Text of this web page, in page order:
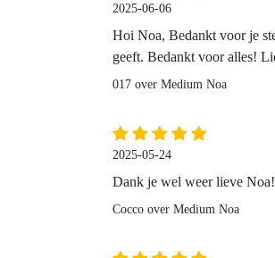
2025-06-06
Hoi Noa, Bedankt voor je
geeft. Bedankt voor alles!
017 over Medium Noa
2025-05-24
Dank je wel weer lieve
Cocco over Medium Noa